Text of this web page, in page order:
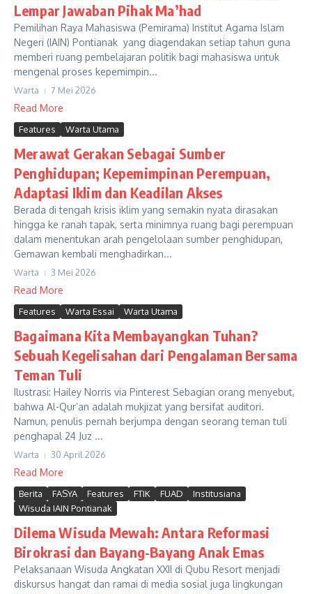
Lempar Jawaban Pihak Ma’had
Pemilihan Raya Mahasiswa (Pemirama) Institut Agama Islam
Negeri (IAIN) Pontianak yang diagendakan setiap tahun guna
memberi ruang pembelajaran politik bagi mahasiswa untuk
mengenal proses kepemimpin...
Warta 7 Mei 2026
Read More
Features Warta Utama
Merawat Gerakan Sebagai Sumber
Penghidupan; Kepemimpinan Perempuan,
Adaptasi Iklim dan Keadilan Akses
Berada di tengah krisis iklim yang semakin nyata dirasakan
hingga ke ranah tapak, serta minimnya ruang bagi perempuan
dalam menentukan arah pengelolaan sumber penghidupan,
Gemawan kembali menghadirkan...
Warta 3 Mei 2026
Read More
Features Warta Essai Warta Utama
Bagaimana Kita Membayangkan Tuhan?
Sebuah Kegelisahan dari Pengalaman Bersama
Teman Tuli
Ilustrasi: Hailey Norris via Pinterest Sebagian orang menyebut,
bahwa Al-Qur’an adalah mukjizat yang bersifat auditori.
Namun, penulis pernah berjumpa dengan seorang teman tuli
penghapal 24 Juz ...
Warta 30 April 2026
Read More
Berita FASYA Features FTIK FUAD
Institusiana
Wisuda IAIN Pontianak
Dilema Wisuda Mewah: Antara Reformasi
Birokrasi dan Bayang-Bayang Anak Emas
Pelaksanaan Wisuda Angkatan XXII di Qubu Resort menjadi
diskursus hangat dan ramai di media sosial juga lingkungan